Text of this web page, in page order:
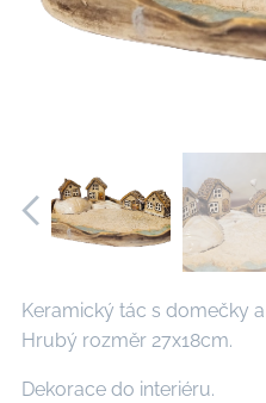
Keramický tác s domečky
Hrubý rozměr 27x18cm.
Dekorace do interiéru.